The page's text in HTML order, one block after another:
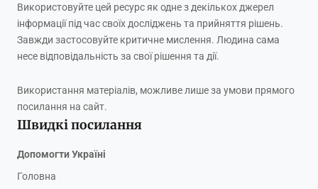
Використовуйте цей ресурс як одне з декількох джерел
інформації під час своїх досліджень та прийняття рішень.
Завжди застосовуйте критичне мислення. Людина сама
несе відповідальність за свої рішення та дії.
Використання матеріалів, можливе лише за умови прямого
посилання на сайт.
Швидкі посилання
Допомогти Україні
Головна